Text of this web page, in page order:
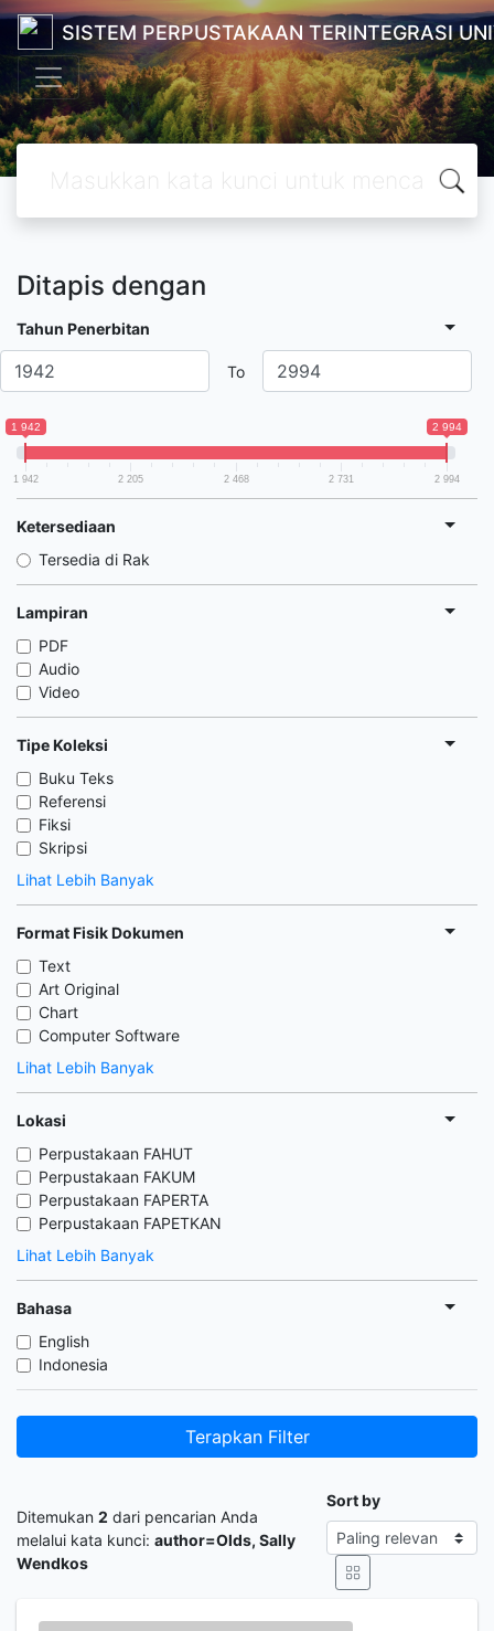
SISTEM PERPUSTAKAAN TERINTEGRASI
Ditapis dengan
Tahun Penerbitan
To
1 942 2 994
1 942 2 205 2 468 2 731 2 994
Ketersediaan
Tersedia di Rak
Lampiran
PDF
Audio
Video
Tipe Koleksi
Buku Teks
Referensi
Fiksi
Skripsi
Lihat Lebih Banyak
Format Fisik Dokumen
Text
Art Original
Chart
Computer Software
Lihat Lebih Banyak
Lokasi
Perpustakaan FAHUT
Perpustakaan FAKUM
Perpustakaan FAPERTA
Perpustakaan FAPETKAN
Lihat Lebih Banyak
Bahasa
English
Indonesia
Terapkan Filter
Ditemukan 2 dari pencarian Anda
melalui kata kunci: author=Olds, Sally
Wendkos
Sort by